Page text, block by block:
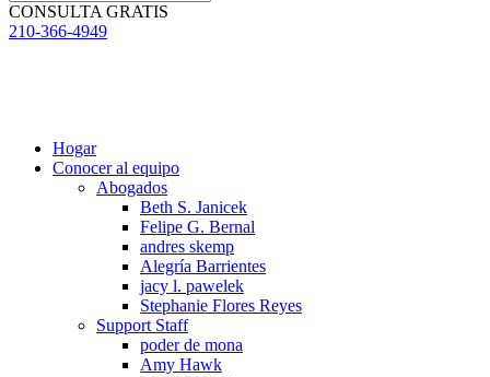
CONSULTA GRATIS
210-366-4949
Hogar
Conocer al equipo
Abogados
Beth S. Janicek
Felipe G. Bernal
andres skemp
Alegría Barrientes
jacy l. pawelek
Stephanie Flores Reyes
Support Staff
poder de mona
Amy Hawk